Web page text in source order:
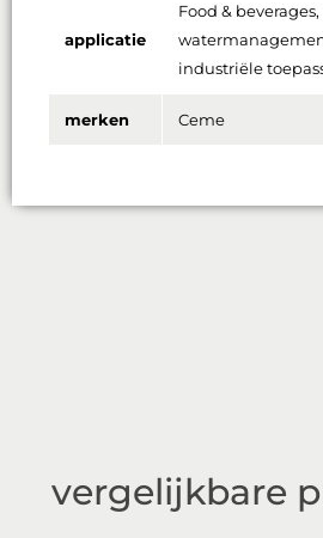
applicatie
Food &
industriële
merken Ceme
vergelijkbare